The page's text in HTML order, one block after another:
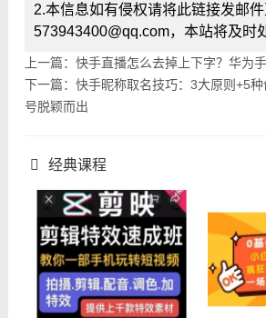
2.本信息如有侵权请将此链接发邮件
573943400@qq.com，本站将及时
上一篇：快手直播怎么去掉上下字？华为
下一篇：快手昵称取名技巧：3大原则+5
号脱颖而出
经典课程